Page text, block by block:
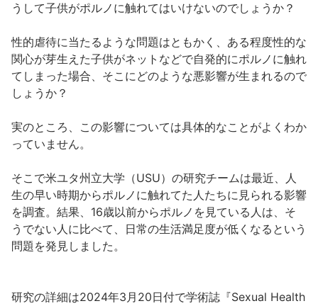
うして子供がポルノに触れてはいけないのでしょうか？
性的虐待に当たるような問題はともかく、ある程度性的な
関心が芽生えた子供がネットなどで自発的にポルノに触れ
てしまった場合、そこにどのような悪影響が生まれるので
しょうか？
実のところ、この影響については具体的なことがよくわか
っていません。
そこで米ユタ州立大学（USU）の研究チームは最近、人
生の早い時期からポルノに触れてた人たちに見られる影響
を調査。結果、16歳以前からポルノを見ている人は、そ
うでない人に比べて、日常の生活満足度が低くなるという
問題を発見しました。
研究の詳細は2024年3月20日付で学術誌『Sexual Health